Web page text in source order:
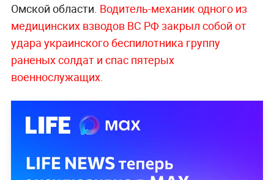
Омской области. Водитель-механик одного из
медицинских взводов ВС РФ закрыл собой от
удара украинского беспилотника группу
раненых солдат и спас пятерых
военнослужащих.